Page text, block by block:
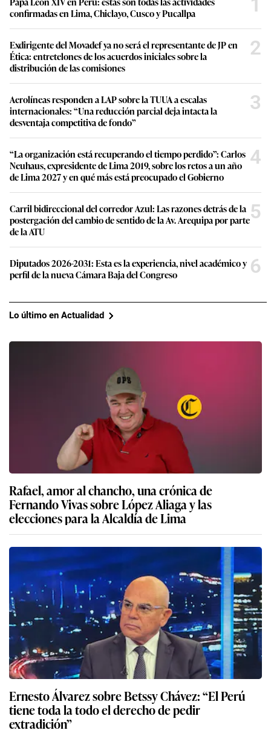
confirmadas en Lima, Chiclayo, Cusco y Pucallpa
1
Exdirigente del Movadef ya no será el representante de JP en
Ética: entretelones de los acuerdos iniciales sobre la
distribución de las comisiones
2
Aerolíneas responden a LAP sobre la TUUA a escalas
internacionales: “Una reducción parcial deja intacta la
desventaja competitiva de fondo”
3
“La organización está recuperando el tiempo perdido”: Carlos
Neuhaus, expresidente de Lima 2019, sobre los retos a un año
de Lima 2027 y en qué más está preocupado el Gobierno
4
Carril bidireccional del corredor Azul: Las razones detrás de la
postergación del cambio de sentido de la Av. Arequipa por parte
de la ATU
5
Diputados 2026-2031: Esta es la experiencia, nivel académico y
perfil de la nueva Cámara Baja del Congreso
6
Lo último en Actualidad
Rafael, amor al chancho, una crónica de
Fernando Vivas sobre López Aliaga y las
elecciones para la Alcaldía de Lima
Ernesto Álvarez sobre Betssy Chávez: “El Perú
tiene toda la todo el derecho de pedir
extradición”